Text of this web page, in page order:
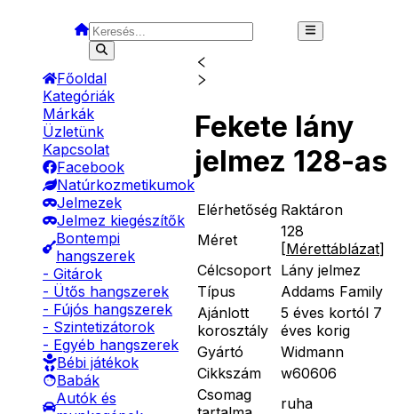
Főoldal
Kategóriák
Márkák
Üzletünk
Kapcsolat
Facebook
Natúrkozmetikumok
Jelmezek
Jelmez kiegészítők
Bontempi
hangszerek
- Gitárok
- Ütős hangszerek
- Fújós hangszerek
- Szintetizátorok
- Egyéb hangszerek
Bébi játékok
Babák
Autók és
Fekete lány
jelmez 128-as
Elérhetőség Raktáron
Méret
128
[Mérettáblázat]
Célcsoport Lány jelmez
Típus
Addams Family
Ajánlott
korosztály
5 éves kortól 7
éves korig
Gyártó
Widmann
Cikkszám
w60606
Csomag
ruha